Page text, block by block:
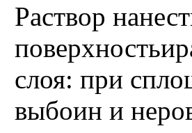
Раствор
слоя: при
выбоин и